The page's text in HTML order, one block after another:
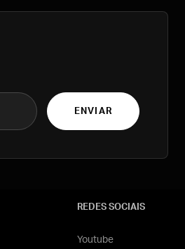
ENVIAR
REDES SOCIAIS
Youtube